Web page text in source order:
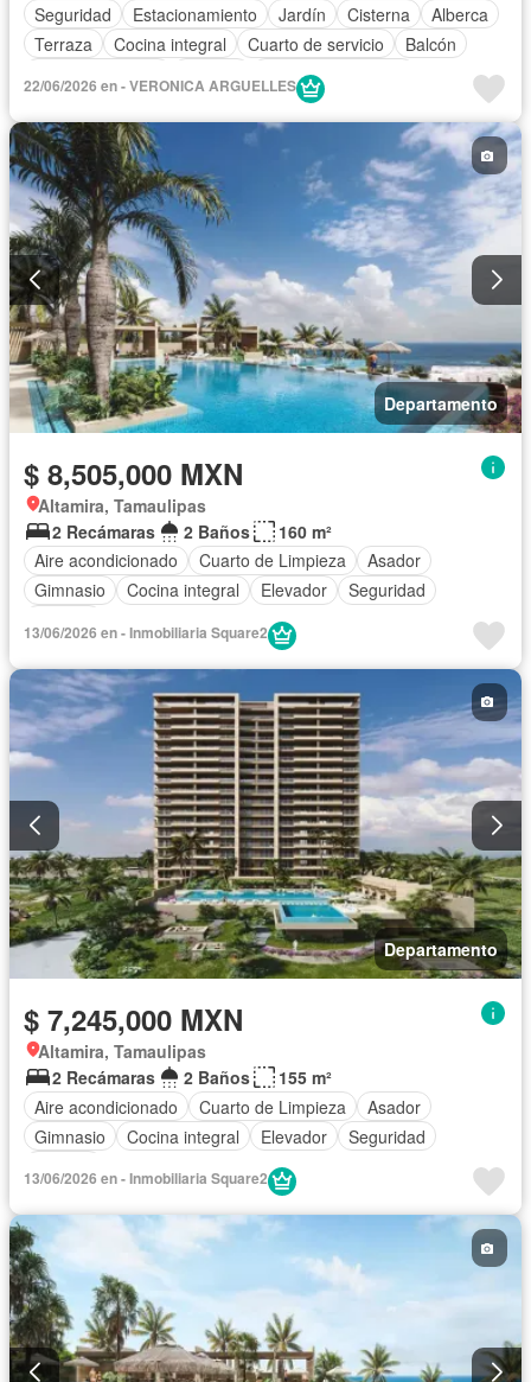
Seguridad
Estacionamiento Jardín Cisterna
Alberca
Terraza
Cocina integral Cuarto de servicio
Balcón
Aire acondicionado
Televisión por cable
Zonas verdes
Vista panorámica
Recámara con closet
Caseta de vigilancia
Permite mascotas
Permite niños
Solo familias Completamente amueblado
22/06/2026 en - VERONICA ARGUELLES
Departamento
$ 8,505,000 MXN
Altamira, Tamaulipas
2 Recámaras
2 Baños
160 m²
Aire acondicionado
Cuarto de Limpieza
Asador
Gimnasio
Cocina integral Elevador
Seguridad
13/06/2026 en - Inmobiliaria Square2
Departamento
$ 7,245,000 MXN
Altamira, Tamaulipas
2 Recámaras
2 Baños
155 m²
Aire acondicionado
Cuarto de Limpieza
Asador
Gimnasio
Cocina integral Elevador
Seguridad
13/06/2026 en - Inmobiliaria Square2